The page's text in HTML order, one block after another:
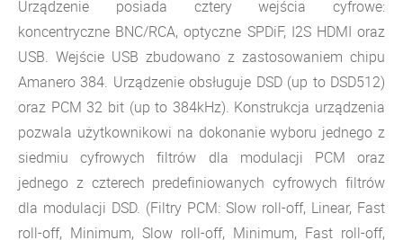
Urządzenie posiada cztery wejścia cyfrowe:
koncentryczne BNC/RCA, optyczne SPDiF, I2S HDMI oraz
USB. Wejście USB zbudowano z zastosowaniem chipu
Amanero 384. Urządzenie obsługuje DSD (up to DSD512)
oraz PCM 32 bit (up to 384kHz). Konstrukcja urządzenia
pozwala użytkownikowi na dokonanie wyboru jednego z
siedmiu cyfrowych filtrów dla modulacji PCM oraz
jednego z czterech predefiniowanych cyfrowych filtrów
dla modulacji DSD. (Filtry PCM: Slow roll-off, Linear, Fast
roll-off, Minimum, Slow roll-off, Minimum, Fast roll-off,